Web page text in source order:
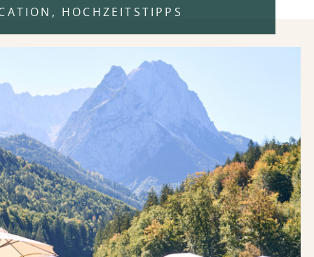
, HOCHZEITSTIPPS